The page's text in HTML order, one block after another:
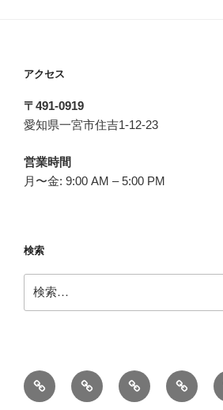
アクセス
〒491-0919
愛知県一宮市住吉1-12-23
営業時間
月〜金: 9:00 AM – 5:00 PM
検索